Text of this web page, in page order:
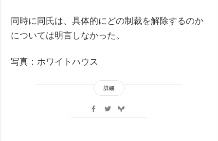
同時に同氏は、具体的にどの制裁を解除するのか
については明言しなかった。
写真：ホワイトハウス
詳細